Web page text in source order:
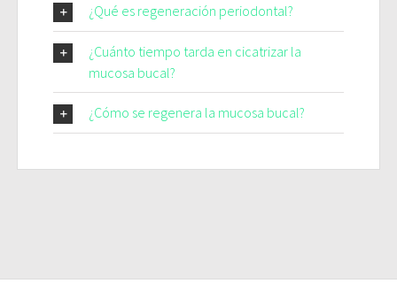
¿Qué es regeneración periodontal?
¿Cuánto tiempo tarda en cicatrizar la
mucosa bucal?
¿Cómo se regenera la mucosa bucal?